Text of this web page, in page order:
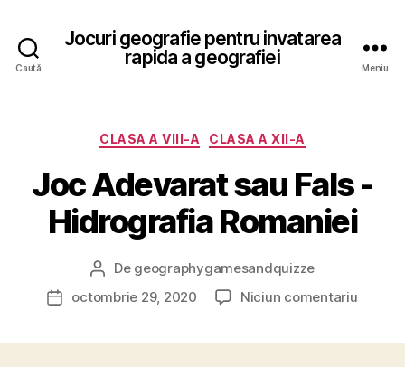
Caută
Jocuri geografie pentru invatarea
rapida a geografiei
Meniu
Categorii
CLASA A VIII-A CLASA A XII-A
Joc Adevarat sau Fals -
Hidrografia Romaniei
Autor
articol
De geographygamesandquizze
Datăoctombrie 29, 2020 Niciun comentariula